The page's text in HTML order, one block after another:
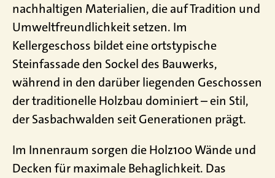
nachhaltigen Materialien, die auf Tradition und
Umweltfreundlichkeit setzen. Im
Kellergeschoss bildet eine ortstypische
Steinfassade den Sockel des Bauwerks,
während in den darüber liegenden Geschossen
der traditionelle Holzbau dominiert – ein Stil,
der Sasbachwalden seit Generationen prägt.
Im Innenraum sorgen die Holz100 Wände und
Decken für maximale Behaglichkeit. Das